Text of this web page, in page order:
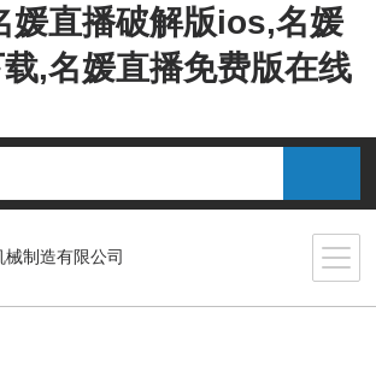
媛直播破解版ios,名媛
,名媛直播免费版在线